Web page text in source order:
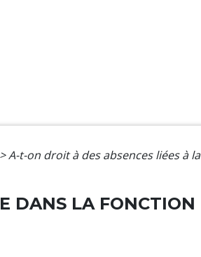
>A-t-on droit à des absences liées à la
DANS LA FONCTION